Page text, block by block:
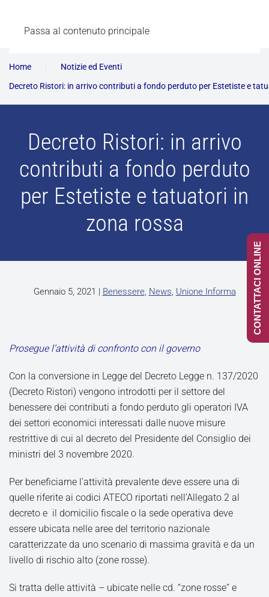
Passa al contenuto principale
Home
Notizie ed Eventi
Decreto Ristori: in arrivo contributi a fondo perduto per Estetiste e
Decreto Ristori: in arrivo
contributi a fondo perduto
per Estetiste e tatuatori in
zona rossa
Gennaio 5, 2021 | Benessere, News, Unione Informa
Prosegue l’attività di confronto con il governo
Con la conversione in Legge del Decreto Legge n. 137/2020
(Decreto Ristori) vengono introdotti per il settore del
benessere dei contributi a fondo perduto gli operatori IVA
dei settori economici interessati dalle nuove misure
restrittive di cui al decreto del Presidente del Consiglio dei
ministri del 3 novembre 2020.
Per beneficiarne l’attività prevalente deve essere una di
quelle riferite ai codici ATECO riportati nell’Allegato 2 al
decreto e il domicilio fiscale o la sede operativa deve
essere ubicata nelle aree del territorio nazionale
caratterizzate da uno scenario di massima gravità e da un
livello di rischio alto (zone rosse).
Si tratta delle attività – ubicate nelle cd. “zone rosse” e
CONTATTACI ONLINE